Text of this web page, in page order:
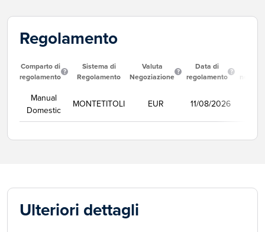
Regolamento
Comparto di
regolamento
Sistema di
Regolamento
Valuta
Negoziazione
Data di
regolamento
Manual
Domestic
MONTETITOLI EUR 11/08/2026
Ulteriori dettagli